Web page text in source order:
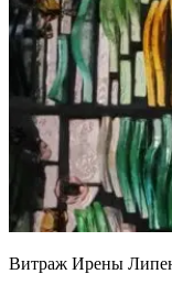
Витраж Ирены